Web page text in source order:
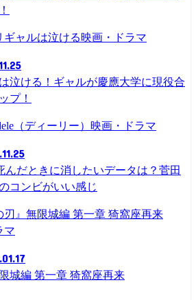
映画・ドラマ
泣ける！ギャルが慶應大学に現役合
プ！
映画・ドラマ
んだときに消したいデータは？菅田
コンビがいい感じ
マ
城編 第一章 猗窩座再来